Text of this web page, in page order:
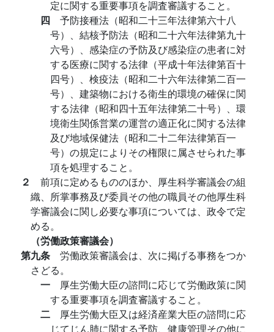
定に関する重要事項を調査審議すること。
四 予防接種法（昭和二十三年法律第六十八
号）、結核予防法（昭和二十六年法律第九十
六号）、感染症の予防及び感染症の患者に対
する医療に関する法律（平成十年法律第百十
四号）、検疫法（昭和二十六年法律第二百一
号）、建築物における衛生的環境の確保に関
する法律（昭和四十五年法律第二十号）、環
境衛生関係営業の運営の適正化に関する法律
及び地域保健法（昭和二十二年法律第百一
号）の規定によりその権限に属させられた事
項を処理すること。
２ 前項に定めるもののほか、厚生科学審議会の組
織、所掌事務及び委員その他の職員その他厚生科
学審議会に関し必要な事項については、政令で定
める。
（労働政策審議会）
第九条 労働政策審議会は、次に掲げる事務をつか
さどる。
一 厚生労働大臣の諮問に応じて労働政策に関
する重要事項を調査審議すること。
二 厚生労働大臣又は経済産業大臣の諮問に応
じてじん肺に関する予防、健康管理その他に